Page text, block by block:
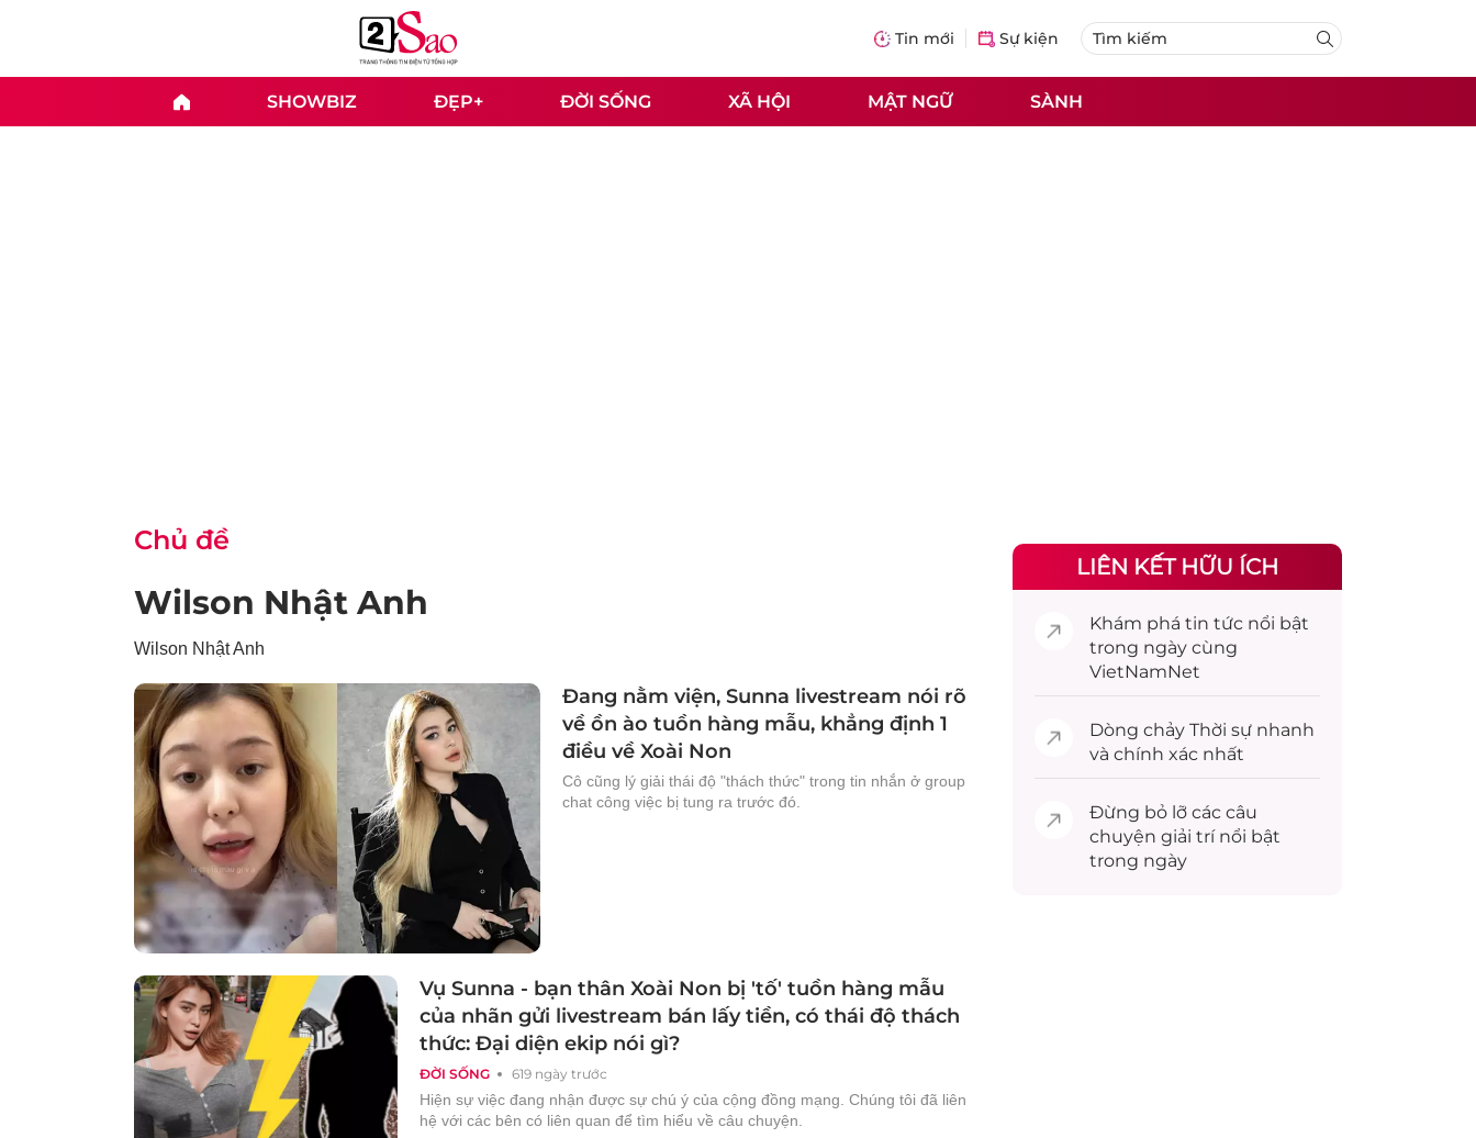
Tin mới Sự kiện
SHOWBIZ ĐẸP+ ĐỜI SỐNG XÃ HỘI MẬT NGỮ SÀNH
Chủ đề
Wilson Nhật Anh
Wilson Nhật Anh
Đang nằm viện, Sunna livestream nói rõ
về ồn ào tuồn hàng mẫu, khẳng định 1
điều về Xoài Non
Cô cũng lý giải thái độ "thách thức" trong tin nhắn ở group
chat công việc bị tung ra trước đó.
ĐỜI SỐNG 619 ngày trước
Vụ Sunna - bạn thân Xoài Non bị 'tố' tuồn hàng mẫu
của nhãn gửi livestream bán lấy tiền, có thái độ thách
thức: Đại diện ekip nói gì?
Hiện sự việc đang nhận được sự chú ý của cộng đồng mạng. Chúng tôi đã liên
hệ với các bên có liên quan để tìm hiểu về câu chuyện.
LIÊN KẾT HỮU ÍCH
Khám phá tin tức nổi bật
trong ngày cùng
VietNamNet
Dòng chảy Thời sự nhanh
và chính xác nhất
Đừng bỏ lỡ các câu
chuyện giải trínổi bật
trong ngày